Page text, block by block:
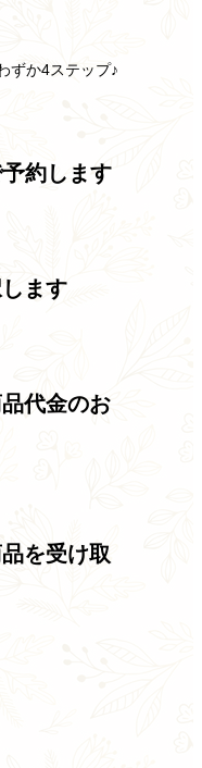
ずか4ステップ♪
予約します
します
代金のお
を受け取